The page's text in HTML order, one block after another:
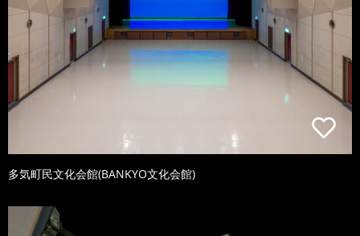
多気町民文化会館(BANKYO文化会館)